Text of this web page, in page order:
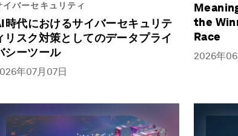
イバーセキュリティ
時代におけるサイバーセキュリテ
リスク対策としてのデータプライ
シーツール
年07月07日
the
Race
2026年